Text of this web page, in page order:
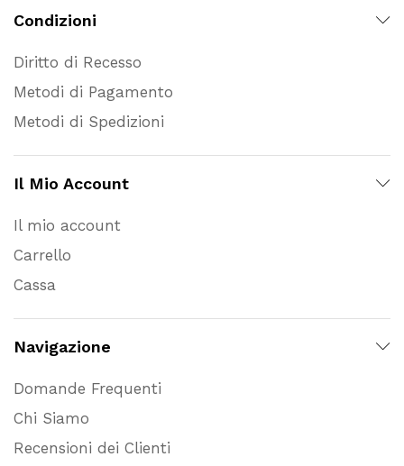
Condizioni
Diritto di Recesso
Metodi di Pagamento
Metodi di Spedizioni
Il Mio Account
Il mio account
Carrello
Cassa
Navigazione
Domande Frequenti
Chi Siamo
Recensioni dei Clienti